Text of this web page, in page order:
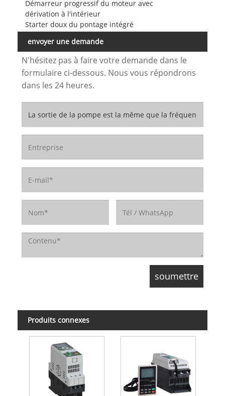
Démarreur progressif du moteur avec
dérivation à l'intérieur
Starter doux du pontage intégré
envoyer une demande
N'hésitez pas à faire votre demande dans le
formulaire ci-dessous. Nous vous répondrons
dans les 24 heures.
Produits connexes